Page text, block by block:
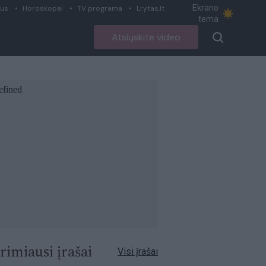
Horoskopai TV programa Lrytas.lt
Ekrano
tema
Atsiųskite video
įrašai Visi įrašai